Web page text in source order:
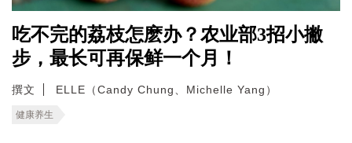
吃不完的荔枝怎麽办？农业部3招小撇
步，最长可再保鲜一个月！
撰文 ELLE（Candy Chung、Michelle Yang）
健康养生